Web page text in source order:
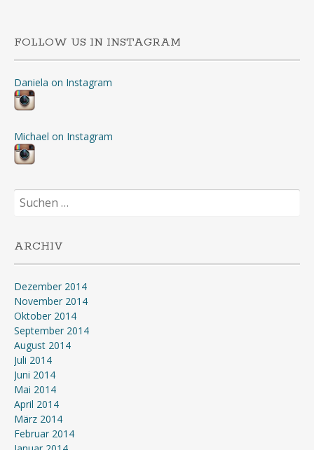
FOLLOW US IN INSTAGRAM
Daniela on Instagram
Michael on Instagram
Suchen
nach:
ARCHIV
Dezember 2014
November 2014
Oktober 2014
September 2014
August 2014
Juli 2014
Juni 2014
Mai 2014
April 2014
März 2014
Februar 2014